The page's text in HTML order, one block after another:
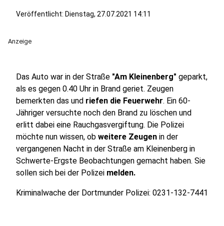
Veröffentlicht: Dienstag, 27.07.2021 14:11
Anzeige
Das Auto war in der Straße "Am Kleinenberg" geparkt,
als es gegen 0.40 Uhr in Brand geriet. Zeugen
bemerkten das und riefen die Feuerwehr. Ein 60-
Jähriger versuchte noch den Brand zu löschen und
erlitt dabei eine Rauchgasvergiftung. Die Polizei
möchte nun wissen, ob weitere Zeugen in der
vergangenen Nacht in der Straße am Kleinenberg in
Schwerte-Ergste Beobachtungen gemacht haben. Sie
sollen sich bei der Polizei melden.
Kriminalwache der Dortmunder Polizei: 0231-132-7441